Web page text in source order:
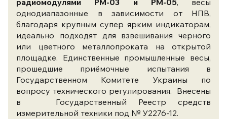
радиомодулями РМ-03 и РМ-05, весы
однодиапазонные в зависимости от НПВ,
благодаря крупным супер ярким индикаторам,
идеально подходят для взвешивания черного
или цветного металлопроката на открытой
площадке. Единственные промышленные весы,
прошедшие приёмочные испытания в
Государственном Комитете Украины по
вопросу технического регулирования. Внесены
в Государственный Реестр средств
измерительной техники под № У2276-12.